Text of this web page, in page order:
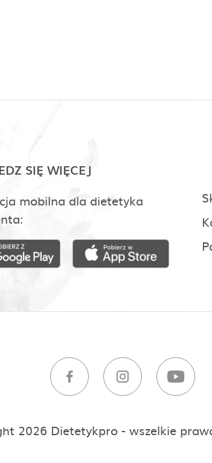
SIĘ WIĘCEJ
mobilna dla dietetyka
2026 Dietetykpro - wszelkie